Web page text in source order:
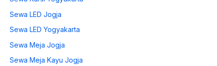
Sewa LED Jogja
Sewa LED Yogyakarta
Sewa Meja Jogja
Sewa Meja Kayu Jogja